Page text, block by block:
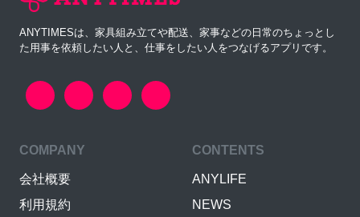
ANYTIMESは、家具組み立てや配送、家事などの日常のちょっとし
た用事を依頼したい人と、仕事をしたい人をつなげるアプリです。
COMPANY
会社概要
利用規約
CONTENTS
ANYLIFE
NEWS